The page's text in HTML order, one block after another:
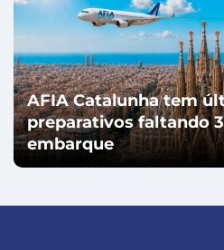
AFIA Catalunha tem
preparativos faltando
embarque